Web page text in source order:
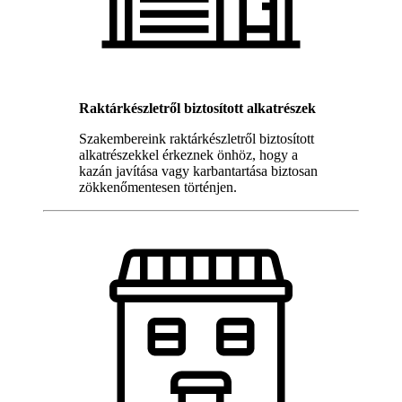
Raktárkészletről biztosított alkatrészek
Szakembereink raktárkészletről biztosított
alkatrészekkel érkeznek önhöz, hogy a
kazán javítása vagy karbantartása biztosan
zökkenőmentesen történjen.